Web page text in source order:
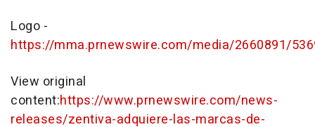
Logo -
https://mma.prnewswire.com/media/2660891/
View original
content:https://www.prnewswire.com/news-
releases/zentiva-adquiere-las-marcas-de-